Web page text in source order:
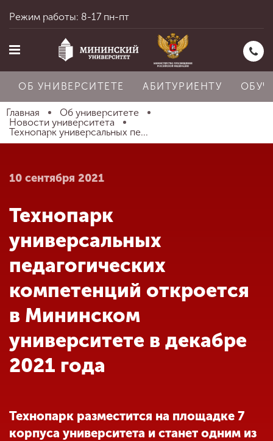
Главная
Абитуриенту
Обучение
Наука
Международная
деятельность
Другие виды
деятельности
Режим работы: 8-17 пн-пт
ОБ УНИВЕРСИТЕТЕ АБИТУРИЕНТУ
Главная
Об университете
Новости университета
Технопарк универсальных пе...
10 сентября 2021
Технопарк
универсальных
педагогических
компетенций откроется
в Мининском
университете в декабре
2021 года
Технопарк разместится на площадке 7
корпуса университета и станет одним из